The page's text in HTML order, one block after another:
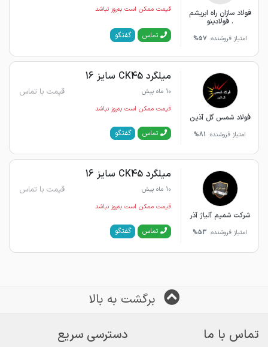
فولاد سازان راه ابریشم
. فولادینو
امتیاز فروشنده: 57%
قیمت ممکن است به‌روز نباشد
تماس گفتگو
فولاد شمس گل آذین
امتیاز فروشنده: 81%
میلگرد CK45 سایز 16
10 ماه پیش قیمت با تماس
قیمت ممکن است به‌روز نباشد
تماس گفتگو
شرکت شمیم آلیاژ آذر
امتیاز فروشنده: 53%
میلگرد CK45 سایز 16
10 ماه پیش قیمت با تماس
قیمت ممکن است به‌روز نباشد
تماس گفتگو
برگشت به بالا
تماس با ما
دسترسی سریع